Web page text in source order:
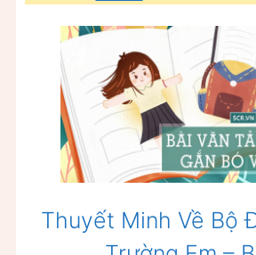
Thuyết Minh Về Bộ